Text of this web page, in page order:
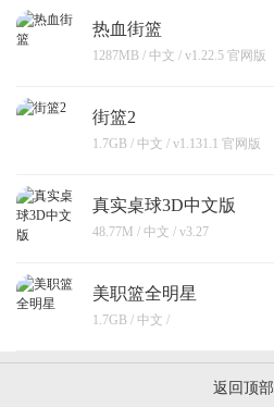
热血街篮
1287MB / 中文 / v1.22.5 官网版
街篮2
1.7GB / 中文 / v1.131.1 官网版
真实桌球3D中文版
48.77M / 中文 / v3.27
美职篮全明星
1.7GB / 中文 /
返回顶部